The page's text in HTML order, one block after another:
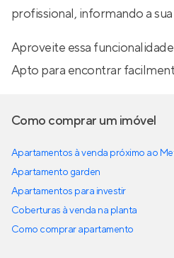
profissional, informando a
Aproveite essa
Apto para encontrar
Como comprar um imóvel
Apartamentos à venda próximo ao
Apartamento garden
Apartamentos para investir
Coberturas à venda na planta
Como comprar apartamento